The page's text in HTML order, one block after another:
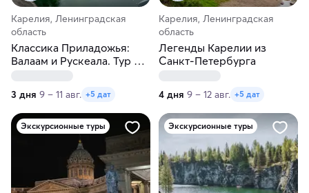
Карелия, Ленинградская
область
Классика Приладожья:
Валаам и Рускеала. Тур из
3 дня 9 – 11 авг. +5 дат
Карелия, Ленинградская
область
Легенды Карелии из
Санкт-Петербурга
4 дня 9 – 12 авг. +5 дат
Экскурсионные туры Экскурсионные туры